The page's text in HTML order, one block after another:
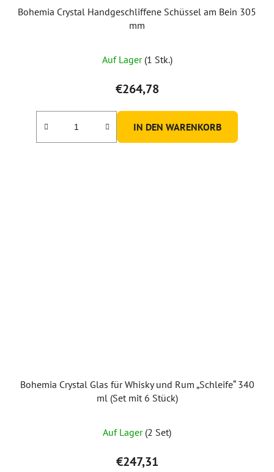
Bohemia Crystal Handgeschliffene Schüssel am Bein 305
mm
durchschnittliche
Produktbewertung
ist
5,0
von
Auf Lager (1 Stk.)
€264,78
IN DEN WARENKORB
Bohemia Crystal Glas für Whisky und Rum „Schleife“ 340
ml (Set mit 6 Stück)
Auf Lager (2 Set)
€247,31